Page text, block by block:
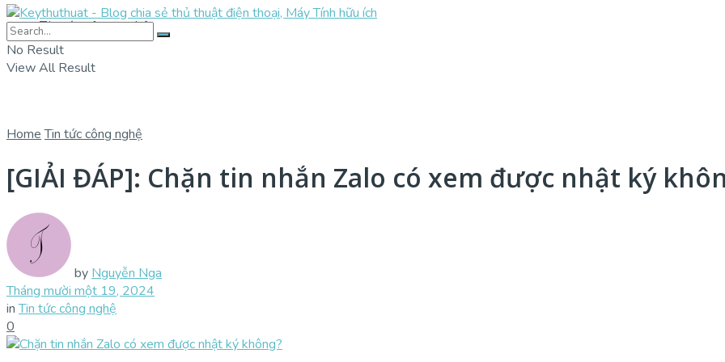
Tin tức công nghệ
No Result
View All Result
Home Tin tức công nghệ
[GIẢI ĐÁP]: Chặn tin nhắn Zalo có xem được nhật ký
by Nguyễn Nga
Tháng mười một 19, 2024
in Tin tức công nghệ
0